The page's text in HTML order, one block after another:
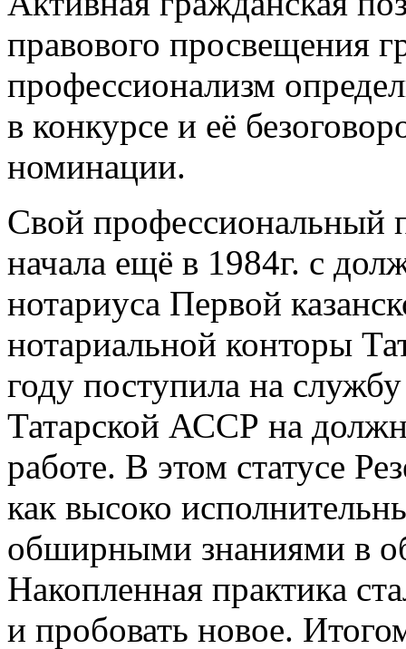
правового просвещения
профессионализм
в конкурсе и её
номинации.
Свой профессиональный
начала ещё в 1984г. с
нотариуса Первой
нотариальной конторы
году поступила на
Татарской АССР на
работе. В этом статусе
как высоко
обширными знаниями в
Накопленная практика
и пробовать новое.